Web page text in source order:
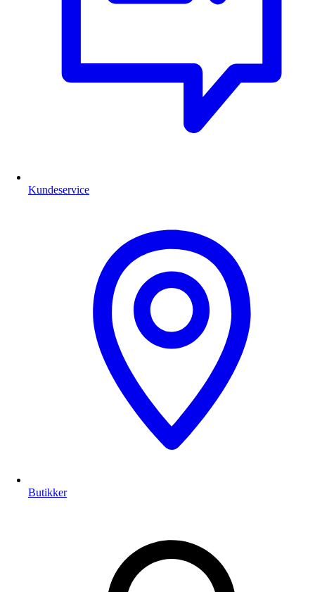
Kundeservice
Butikker